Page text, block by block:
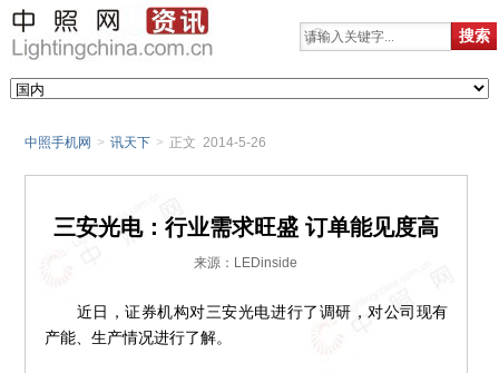
中照手机网 > 讯天下 > 正文 2014-5-26
三安光电：行业需求旺盛 订单能见度高
来源：LEDinside
近日，证券机构对三安光电进行了调研，对公司现有
产能、生产情况进行了解。